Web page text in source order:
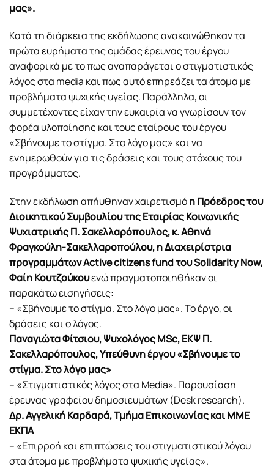
μας».
Κατά τη διάρκεια της εκδήλωσης ανακοινώθηκαν τα
πρώτα ευρήματα της ομάδας έρευνας του έργου
αναφορικά με το πως αναπαράγεται ο στιγματιστικός
λόγος στα media και πως αυτό επηρεάζει τα άτομα με
προβλήματα ψυχικής υγείας. Παράλληλα, οι
συμμετέχοντες είχαν την ευκαιρία να γνωρίσουν τον
φορέα υλοποίησης και τους εταίρους του έργου
«Σβήνουμε το στίγμα. Στο λόγο μας» και να
ενημερωθούν για τις δράσεις και τους στόχους του
προγράμματος.
Στην εκδήλωση απήυθηναν χαιρετισμόη Πρόεδρος του
Διοικητικού Συμβουλίου της Εταιρίας Κοινωνικής
Ψυχιατρικής Π. Σακελλαρόπουλος, κ. Αθηνά
Φραγκούλη-Σακελλαροπούλου, η Διαχειρίστρια
προγραμμάτων Active citizens fund του Solidarity Now,
Φαίη Κουτζούκουενώ πραγματοποιηθήκαν οι
παρακάτω εισηγήσεις:
– «Σβήνουμε το στίγμα. Στο λόγο μας». Το έργο, οι
δράσεις και ο λόγος.
Παναγιώτα Φίτσιου, Ψυχολόγος MSc, ΕΚΨ Π.
Σακελλαρόπουλος, Υπεύθυνη έργου «Σβήνουμε το
στίγμα. Στο λόγο μας»
– «Στιγματιστικός λόγος στα Media». Παρουσίαση
έρευνας γραφείου δημοσιευμάτων (Desk research).
Δρ. Αγγελική Καρδαρά, Τμήμα Επικοινωνίας και ΜΜΕ
ΕΚΠΑ
– «Επιρροή και επιπτώσεις του στιγματιστικού λόγου
στα άτομα με προβλήματα ψυχικής υγείας».